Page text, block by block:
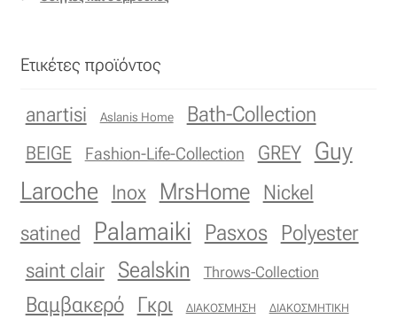
Ετικέτες προϊόντος
anartisi Aslanis Home Bath-Collection
BEIGE Fashion-Life-Collection GREY
Guy
Laroche
Inox MrsHome
Nickel
satined
Palamaiki Pasxos Polyester
saint clair Sealskin Throws-Collection
Βαμβακερό Γκρι ΔΙΑΚΟΣΜΗΣΗ ΔΙΑΚΟΣΜΗΤΙΚΗ